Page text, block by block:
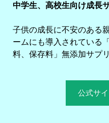
中学生、高校生向け成長
子供の成長に不安のある
ームにも導入されている
料、保存料」無添加サプ
公式サ